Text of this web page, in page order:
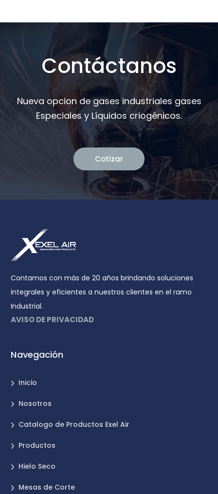
Contáctanos
Nueva opcion de gases industriales gases
Especiales y Líquidos criogénicos.
Cotizar
Contamos con más de 20 años brindando soluciones
integrales y eficientes a nuestros clientes en el ramo
Industrial.
AVISO DE PRIVACIDAD
Navegación
Inicio
Nosotros
Catalogo de Productos Exel Air
Productos
Hielo Seco
Mesas de Corte